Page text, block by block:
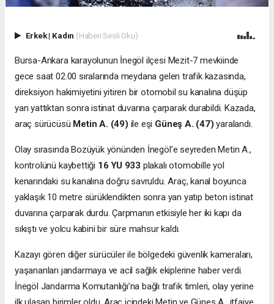
Erkek| Kadın (Haberi Sesli Oku)
Bursa-Ankara karayolunun İnegöl ilçesi Mezit-7 mevkiinde
gece saat 02.00 sıralarında meydana gelen trafik kazasında,
direksiyon hakimiyetini yitiren bir otomobil su kanalına düşüp
yan yattıktan sonra istinat duvarına çarparak durabildi. Kazada,
araç sürücüsü Metin A. (49) ile eşi Güneş A. (47) yaralandı.
Olay sırasında Bozüyük yönünden İnegöl’e seyreden Metin A.,
kontrolünü kaybettiği 16 YU 933 plakalı otomobille yol
kenarındaki su kanalına doğru savruldu. Araç, kanal boyunca
yaklaşık 10 metre sürüklendikten sonra yan yatıp beton istinat
duvarına çarparak durdu. Çarpmanın etkisiyle her iki kapı da
sıkıştı ve yolcu kabini bir süre mahsur kaldı.
Kazayı gören diğer sürücüler ile bölgedeki güvenlik kameraları,
yaşananları jandarmaya ve acil sağlık ekiplerine haber verdi.
İnegöl Jandarma Komutanlığı’na bağlı trafik timleri, olay yerine